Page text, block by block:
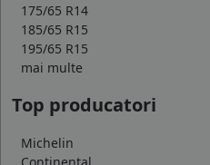
175/65 R14
185/65 R15
195/65 R15
mai multe
Top producatori
Michelin